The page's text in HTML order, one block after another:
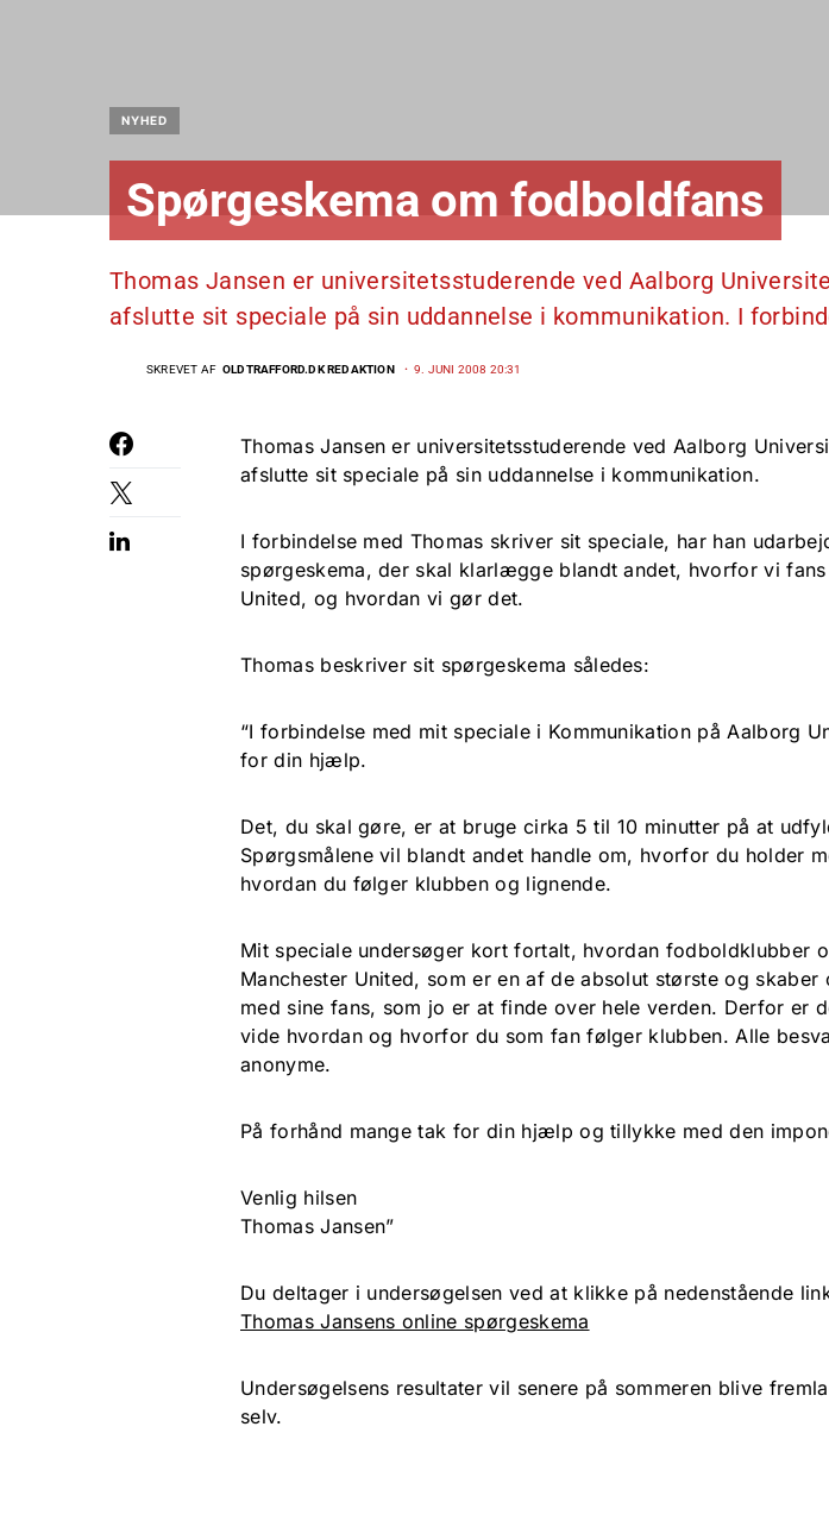
NYHED
Spørgeskema om fodboldfans
Thomas Jansen er universitetsstuderende ved Aalborg
afslutte sit speciale på sin uddannelse i kommunikation. I
SKREVET AF OLDTRAFFORD.DK REDAKTION 9. JUNI 2008 20:31
Thomas Jansen er universitetsstuderende ved Aalborg
afslutte sit speciale på sin uddannelse i kommunikation.
I forbindelse med Thomas skriver sit speciale, har han
spørgeskema, der skal klarlægge blandt andet, hvorfor vi
United, og hvordan vi gør det.
Thomas beskriver sit spørgeskema således:
“I forbindelse med mit speciale i Kommunikation på Aalborg
for din hjælp.
Det, du skal gøre, er at bruge cirka 5 til 10 minutter på at
Spørgsmålene vil blandt andet handle om, hvorfor du holder
hvordan du følger klubben og lignende.
Mit speciale undersøger kort fortalt, hvordan fodboldklubber
Manchester United, som er en af de absolut største og
med sine fans, som jo er at finde over hele verden. Derfor er
vide hvordan og hvorfor du som fan følger klubben. Alle
anonyme.
På forhånd mange tak for din hjælp og tillykke med den
Venlig hilsen
Thomas Jansen”
Du deltager i undersøgelsen ved at klikke på nedenstående
Thomas Jansens online spørgeskema
Undersøgelsens resultater vil senere på sommeren blive
selv.